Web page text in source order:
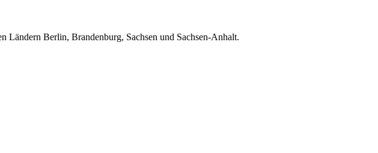
Ländern Berlin, Brandenburg, Sachsen und Sachsen-Anhalt.